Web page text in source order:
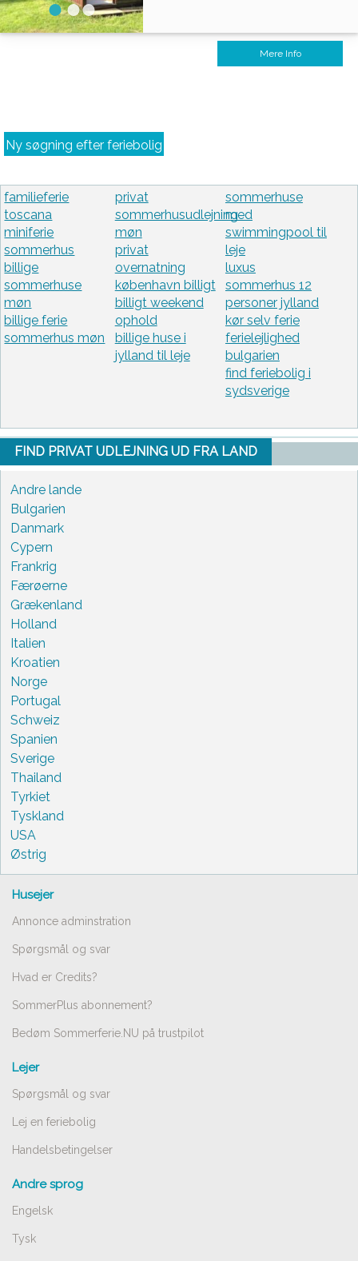
Mere Info
Ny søgning efter feriebolig
familieferie
toscana
miniferie
sommerhus
billige
sommerhuse
møn
billige ferie
sommerhus møn
privat
sommerhusudlejning
møn
privat
overnatning
københavn billigt
billigt weekend
ophold
billige huse i
jylland til leje
sommerhuse
med
swimmingpool til
leje
luxus
sommerhus 12
personer jylland
kør selv ferie
ferielejlighed
bulgarien
find feriebolig i
sydsverige
FIND PRIVAT UDLEJNING UD FRA LAND
Andre lande
Bulgarien
Danmark
Cypern
Frankrig
Færøerne
Grækenland
Holland
Italien
Kroatien
Norge
Portugal
Schweiz
Spanien
Sverige
Thailand
Tyrkiet
Tyskland
USA
Østrig
Husejer
Annonce adminstration
Spørgsmål og svar
Hvad er Credits?
SommerPlus abonnement?
Bedøm Sommerferie.NU på trustpilot
Lejer
Spørgsmål og svar
Lej en feriebolig
Handelsbetingelser
Andre sprog
Engelsk
Tysk